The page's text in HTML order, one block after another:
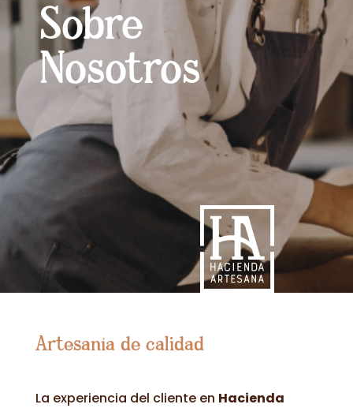
Sobre
Nosotros
Artesanía de calidad
La experiencia del cliente en Hacienda